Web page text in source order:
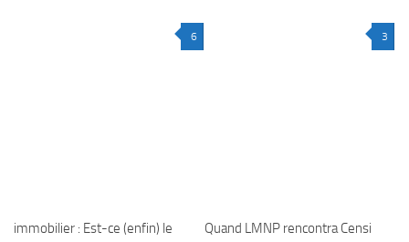
6
immobilier : Est-ce (enfin) le
3
Quand LMNP rencontra Censi